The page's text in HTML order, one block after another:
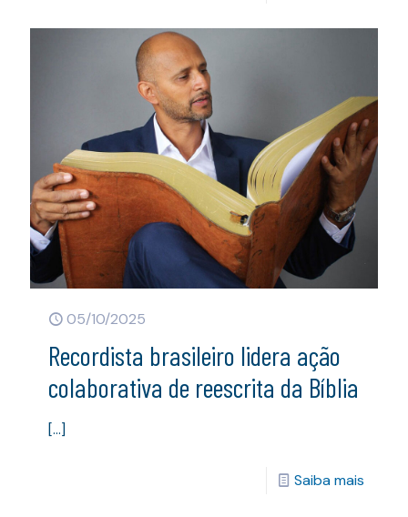
05/10/2025
Recordista brasileiro lidera ação
colaborativa de reescrita da Bíblia
[…]
Saiba mais